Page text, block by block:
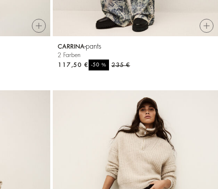
CARRINA pants
2 Farben
235 €
-50 %
117,50 €